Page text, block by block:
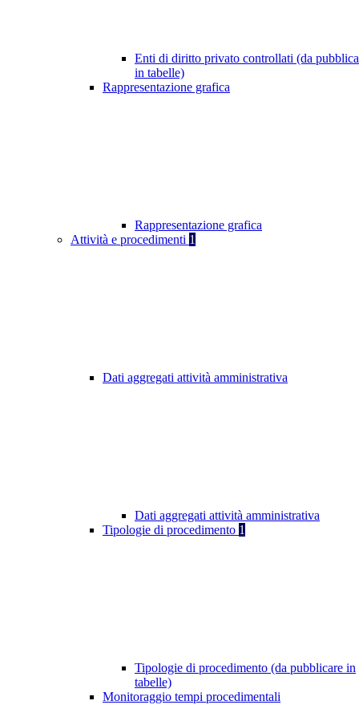
Enti di diritto privato controllati (da
in tabelle)
Rappresentazione grafica
Rappresentazione grafica
Attività e procedimenti 1
Dati aggregati attività amministrativa
Dati aggregati attività amministrativa
Tipologie di procedimento 1
Tipologie di procedimento (da pubblicare in
tabelle)
Monitoraggio tempi procedimentali